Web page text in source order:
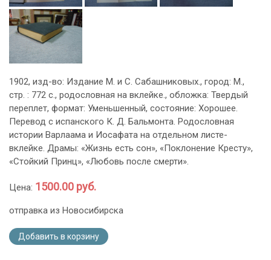
1902, изд-во: Издание М. и С. Сабашниковых., город: М.,
стр. : 772 с., родословная на вклейке., обложка: Твердый
переплет, формат: Уменьшенный, состояние: Хорошее.
Перевод с испанского К. Д. Бальмонта. Родословная
истории Варлаама и Иосафата на отдельном листе-
вклейке. Драмы: «Жизнь есть сон», «Поклонение Кресту»,
«Стойкий Принц», «Любовь после смерти».
Цена: 1500.00 руб.
отправка из Новосибирска
Добавить в корзину